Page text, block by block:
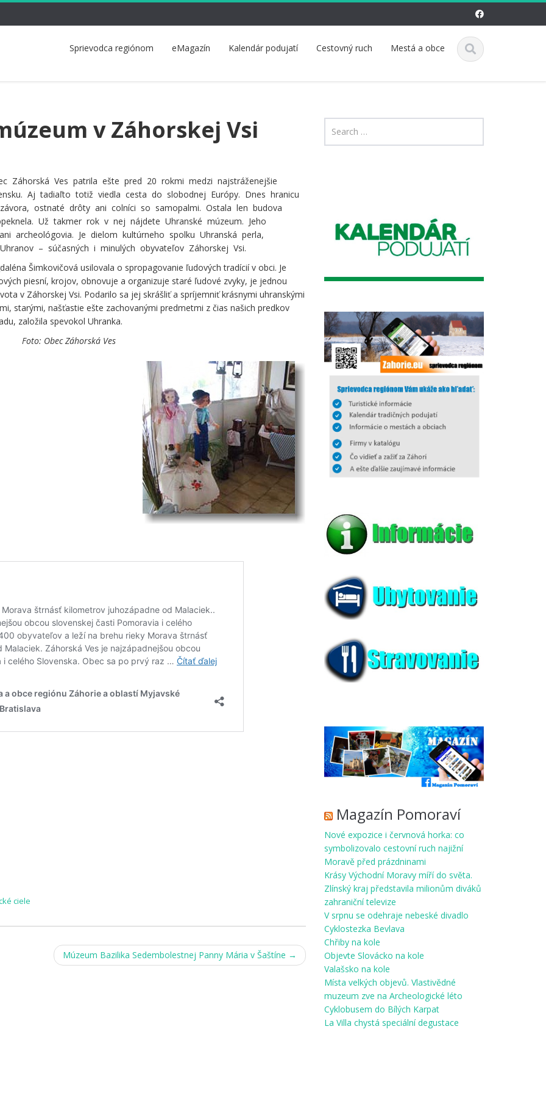
Sprievodca regiónom eMagazín Kalendár podujatí Cestovný ruch Mestá a obce
v Záhorskej Vsi
Záhorská Ves patrila ešte pred 20 rokmi medzi najstráženejšie
Aj tadiaľto totiž viedla cesta do slobodnej Európy. Dnes hranicu
ostnaté drôty ani colníci so samopalmi. Ostala len budova
Už takmer rok v nej nájdete Uhranské múzeum. Jeho
archeológovia. Je dielom kultúrneho spolku Uhranská perla,
– súčasných i minulých obyvateľov Záhorskej Vsi.
Šimkovičová usilovala o spropagovanie ľudových tradícií v obci. Je
piesní, krojov, obnovuje a organizuje staré ľudové zvyky, je jednou
v Záhorskej Vsi. Podarilo sa jej skrášliť a spríjemniť krásnymi uhranskými
starými, našťastie ešte zachovanými predmetmi z čias našich predkov
založila spevokol Uhranka.
Obec Záhorská Ves
ciele
Múzeum Bazilika Sedembolestnej Panny Mária v Šaštíne →
Magazín Pomoraví
Nové expozice i červnová horka: co
symbolizovalo cestovní ruch najižní
Moravě před prázdninami
Krásy Východní Moravy míří do světa.
Zlínský kraj představila milionům diváků
zahraniční televize
V srpnu se odehraje nebeské divadlo
Cyklostezka Bevlava
Chřiby na kole
Objevte Slovácko na kole
Valašsko na kole
Místa velkých objevů. Vlastivědné
muzeum zve na Archeologické léto
Cyklobusem do Bílých Karpat
La Villa chystá speciální degustace